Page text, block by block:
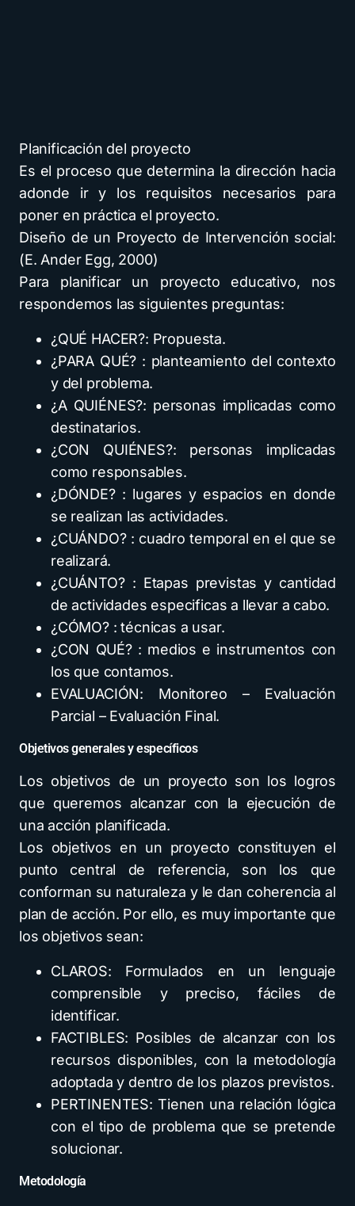
Planificación del proyecto
Es el proceso que determina la dirección hacia
adonde ir y los requisitos necesarios para
poner en práctica el proyecto.
Diseño de un Proyecto de Intervención social:
(E. Ander Egg, 2000)
Para planificar un proyecto educativo, nos
respondemos las siguientes preguntas:
¿QUÉ HACER?: Propuesta.
¿PARA QUÉ? : planteamiento del contexto
y del problema.
¿A QUIÉNES?: personas implicadas como
destinatarios.
¿CON QUIÉNES?: personas implicadas
como responsables.
¿DÓNDE? : lugares y espacios en donde
se realizan las actividades.
¿CUÁNDO? : cuadro temporal en el que se
realizará.
¿CUÁNTO? : Etapas previstas y cantidad
de actividades especificas a llevar a cabo.
¿CÓMO? : técnicas a usar.
¿CON QUÉ? : medios e instrumentos con
los que contamos.
EVALUACIÓN: Monitoreo – Evaluación
Parcial – Evaluación Final.
Objetivos generales y específicos
Los objetivos de un proyecto son los logros
que queremos alcanzar con la ejecución de
una acción planificada.
Los objetivos en un proyecto constituyen el
punto central de referencia, son los que
conforman su naturaleza y le dan coherencia al
plan de acción. Por ello, es muy importante que
los objetivos sean:
CLAROS: Formulados en un lenguaje
comprensible y preciso, fáciles de
identificar.
FACTIBLES: Posibles de alcanzar con los
recursos disponibles, con la metodología
adoptada y dentro de los plazos previstos.
PERTINENTES: Tienen una relación lógica
con el tipo de problema que se pretende
solucionar.
Metodología